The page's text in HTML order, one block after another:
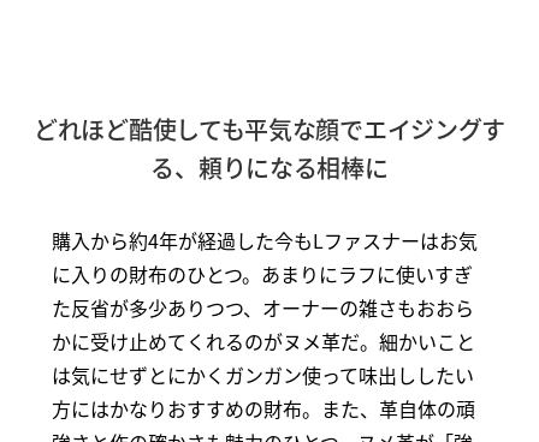
どれほど酷使しても平気な顔でエイジングす
る、頼りになる相棒に
購入から約4年が経過した今もLファスナーはお気
に入りの財布のひとつ。あまりにラフに使いすぎ
た反省が多少ありつつ、オーナーの雑さもおおら
かに受け止めてくれるのがヌメ革だ。細かいこと
は気にせずとにかくガンガン使って味出ししたい
方にはかなりおすすめの財布。また、革自体の頑